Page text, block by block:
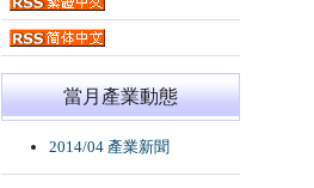
當月產業動態
2014/04 產業新聞